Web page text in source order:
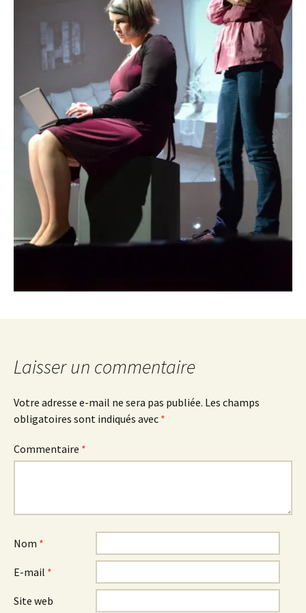
Laisser un commentaire
Votre adresse e-mail ne sera pas publiée. Les champs
obligatoires sont indiqués avec *
Commentaire *
Nom *
E-mail *
Site web